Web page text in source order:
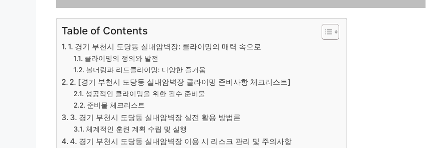
Table of Contents
1. 경기 부천시 도당동 실내암벽장: 클라이밍의 매력 속으로
클라이밍의 정의와 발전
볼더링과 리드클라이밍: 다양한 즐거움
2. [경기 부천시 도당동 실내암벽장 클라이밍 준비사항 체크리스트]
성공적인 클라이밍을 위한 필수 준비물
준비물 체크리스트
3. 경기 부천시 도당동 실내암벽장 실전 활용 방법론
체계적인 훈련 계획 수립 및 실행
4. 경기 부천시 도당동 실내암벽장 이용 시 리스크 관리 및 주의사항